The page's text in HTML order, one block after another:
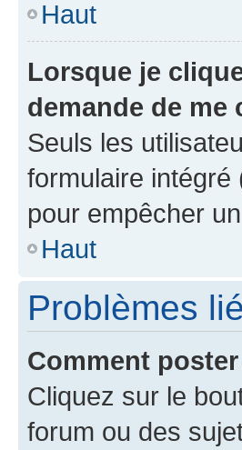
Haut
Lorsque je
demande de me
Seuls les
formulaire intégré
pour empêcher
Haut
Problèmes
Comment
Cliquez sur le
forum ou des